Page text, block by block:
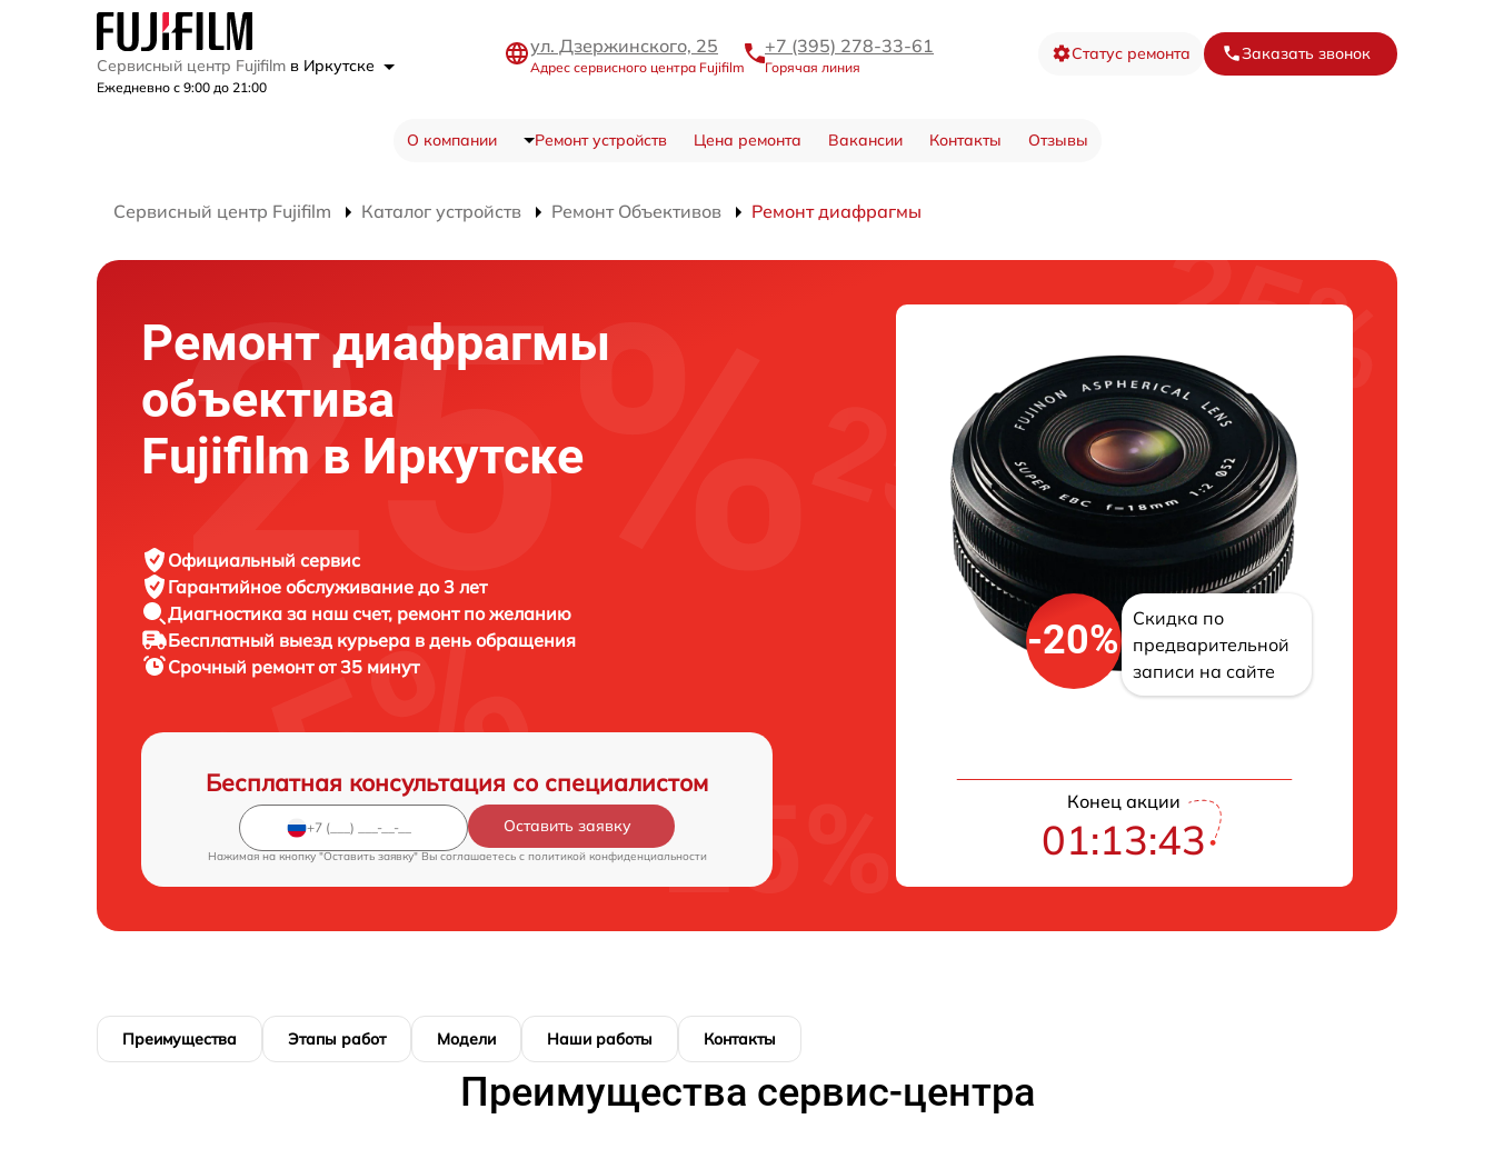
Сервисный центр Fujifilm в Иркутске
Ежедневно с 9:00 до 21:00
ул. Дзержинского, 25
Адрес сервисного центра Fujifilm
+7 (395) 278-33-61
Горячая линия
Статус ремонта Заказать звонок
О компании Ремонт устройств Цена ремонта Вакансии Контакты Отзывы
Сервисный центр Fujifilm Каталог устройств Ремонт Объективов Ремонт диафрагмы
Ремонт диафрагмы
объектива
Fujifilm в Иркутске
Официальный сервис
Гарантийное обслуживание до 3 лет
Диагностика за наш счет, ремонт по желанию
Бесплатный выезд курьера в день обращения
Срочный ремонтот 35 минут
Бесплатная консультация со специалистом
Оставить заявку
Нажимая на кнопку "Оставить заявку" Вы соглашаетесь c политикой конфиденциальности
-20%
Скидка по
предварительной
записи на сайте
Конец акции
01:13:42
Преимущества Этапы работ Модели Наши работы Контакты
Преимущества сервис-центра